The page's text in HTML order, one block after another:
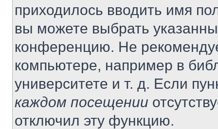
приходилось вводить имя
вы можете выбрать
конференцию. Не
компьютере, например в
университете и т. д. Если
каждом посещении
отключил эту функцию.